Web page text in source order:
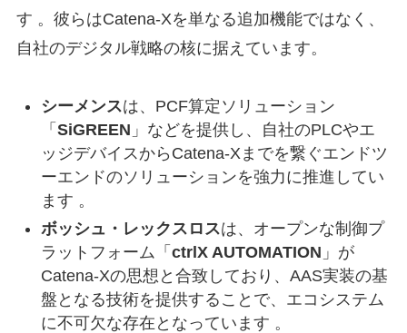
す 。彼らはCatena-Xを単なる追加機能ではなく、
自社のデジタル戦略の核に据えています。
シーメンスは、PCF算定ソリューション
「 SiGREEN 」などを提供し、自社のPLCやエ
ッジデバイスからCatena-Xまでを繋ぐエンドツ
ーエンドのソリューションを強力に推進してい
ます 。
ボッシュ・レックスロスは、オープンな制御プ
ラットフォーム「 ctrlX AUTOMATION 」が
Catena-Xの思想と合致しており、AAS実装の基
盤となる技術を提供することで、エコシステム
に不可欠な存在となっています 。